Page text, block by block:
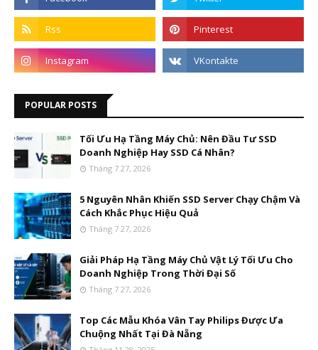
POPULAR POSTS
Tối Ưu Hạ Tầng Máy Chủ: Nên Đầu Tư SSD
Doanh Nghiệp Hay SSD Cá Nhân?
Tháng 7 27, 2026
5 Nguyên Nhân Khiến SSD Server Chạy Chậm Và
Cách Khắc Phục Hiệu Quả
Tháng 7 27, 2026
Giải Pháp Hạ Tầng Máy Chủ Vật Lý Tối Ưu Cho
Doanh Nghiệp Trong Thời Đại Số
Tháng 7 27, 2026
Top Các Mẫu Khóa Vân Tay Philips Được Ưa
Chuộng Nhất Tại Đà Nẵng